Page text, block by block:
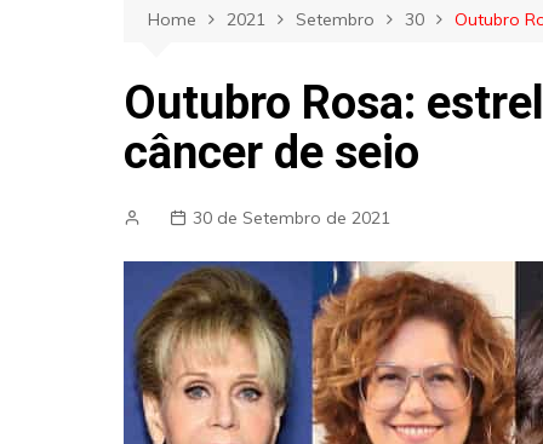
Home 2021 Setembro 30 Outubro
Outubro Rosa:
câncer de seio
30 de Setembro de 2021